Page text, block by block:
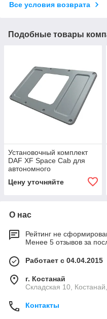
Все условия возврата
Подобные товары
Установочный комплект
DAF XF Space Cab для
автономного
Well OBLO
Цену уточняйте
О нас
Рейтинг не
Менее 5 отзывов за
Работает с 04.04.2015
г. Костанай
Складская 10,
Контакты